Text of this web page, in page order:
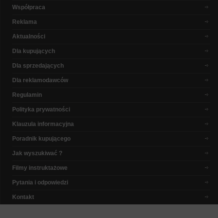
Współpraca
Reklama
Aktualności
Dla kupujących
Dla sprzedających
Dla reklamodawców
Regulamin
Polityka prywatności
Klauzula informacyjna
Poradnik kupującego
Jak wyszukiwać ?
Filmy instruktażowe
Pytania i odpowiedzi
Kontakt